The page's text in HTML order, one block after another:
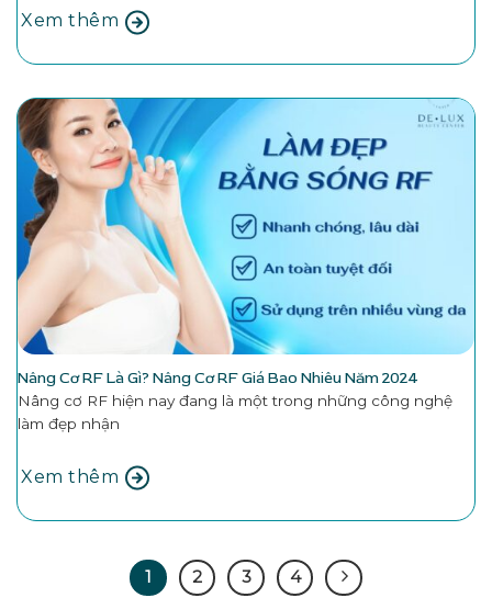
Xem thêm
Nâng Cơ RF Là Gì? Nâng Cơ RF Giá Bao Nhiêu Năm 2024
Nâng cơ RF hiện nay đang là một trong những công nghệ
làm đẹp nhận
Xem thêm
1 2 3 4